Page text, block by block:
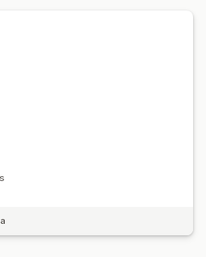
zařízení